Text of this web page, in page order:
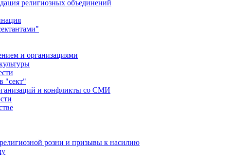
религиозных объединений
и организациями
"сект"
и конфликты со СМИ
розни и призывы к насилию